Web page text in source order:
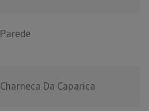
Parede
Charneca Da Caparica